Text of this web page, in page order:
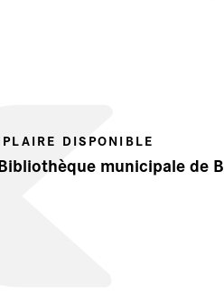
DISPONIBLE
municipale de